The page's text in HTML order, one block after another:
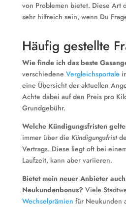
von Problemen bietet. Diese Art
sehr hilfreich sein, wenn Du
Häufig gestellte
Wie finde ich das beste
verschiedene Vergleichsportale
eine Übersicht der aktuellen
Achte dabei auf den Preis pro
Grundgebühr.
Welche Kündigungsfristen
immer über die Kündigungsfrist
Vertrags. Diese liegt oft bei
Laufzeit, kann aber variieren.
Bietet mein neuer Anbieter
Neukundenbonus? Viele
Wechselprämien für Neukunden